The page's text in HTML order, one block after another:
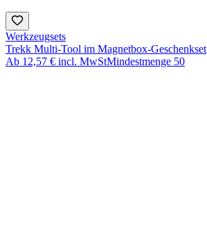
Werkzeugsets
Trekk Multi-Tool im Magnetbox-Geschenkset
Ab 12,57 € incl. MwStMindestmenge 50